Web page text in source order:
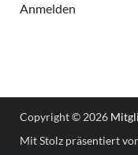
Anmelden
Copyright © 2026
Mit Stolz präsentiert